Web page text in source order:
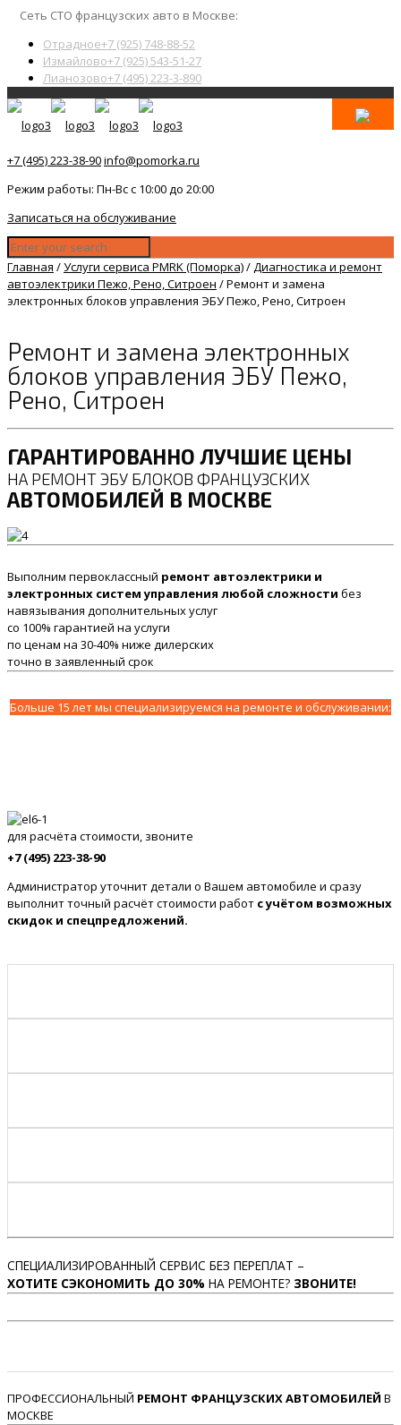
Сеть СТО французских авто в Москве:
Отрадное+7 (925) 748-88-52
Измайлово+7 (925) 543-51-27
Лианозово+7 (495) 223-3-890
+7 (495) 223-38-90info@pomorka.ru
Режим работы: Пн-Вс с 10:00 до 20:00
Записаться на обслуживание
Главная /Услуги сервиса PMRK (Поморка)/Диагностика и ремонт
автоэлектрики Пежо, Рено, Ситроен /Ремонт и замена
электронных блоков управления ЭБУ Пежо, Рено, Ситроен
Ремонт и замена электронных
блоков управления ЭБУ Пежо,
Рено, Ситроен
ГАРАНТИРОВАННО ЛУЧШИЕ ЦЕНЫ
НА РЕМОНТ ЭБУ БЛОКОВ ФРАНЦУЗСКИХ
АВТОМОБИЛЕЙ В МОСКВЕ
Выполним первоклассный ремонт автоэлектрики и
электронных систем управления любой сложности без
навязывания дополнительных услуг
со 100% гарантией на услуги
по ценам на 30-40% ниже дилерских
точно в заявленный срок
Больше 15 лет мы специализируемся на ремонте и обслуживании:
для расчёта стоимости, звоните
+7 (495) 223-38-90
Администратор уточнит детали о Вашем автомобиле и сразу
выполнит точный расчёт стоимости работ с учётом возможных
скидок и спецпредложений.
СПЕЦИАЛИЗИРОВАННЫЙ СЕРВИС БЕЗ ПЕРЕПЛАТ –
ХОТИТЕ СЭКОНОМИТЬ ДО 30% НА РЕМОНТЕ? ЗВОНИТЕ!
ПРОФЕССИОНАЛЬНЫЙ РЕМОНТ ФРАНЦУЗСКИХ АВТОМОБИЛЕЙ В
МОСКВЕ